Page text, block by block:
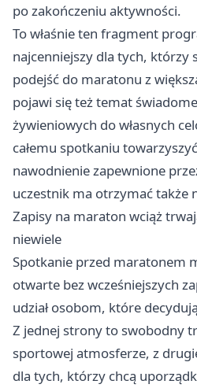
po zakończeniu aktywności.
To właśnie ten fragment
najcenniejszy dla tych, którzy
podejść do maratonu z
pojawi się też temat
żywieniowych do własnych
całemu spotkaniu
nawodnienie zapewnione
uczestnik ma otrzymać także
Zapisy na maraton wciąż
niewiele
Spotkanie przed maratonem
otwarte bez wcześniejszych
udział osobom, które
Z jednej strony to swobodny
sportowej atmosferze, z
dla tych, którzy chcą